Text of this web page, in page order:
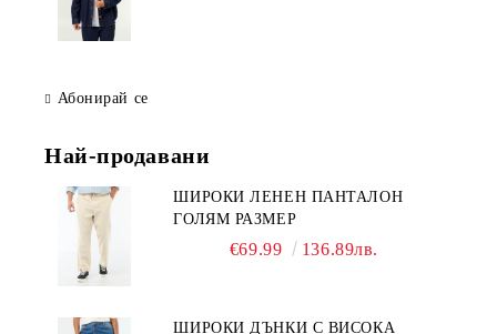
Абонирай се
Най-продавани
ШИРОКИ ЛЕНЕН ПАНТАЛОН
ГОЛЯМ РАЗМЕР
€69.99 136.89лв.
ШИРОКИ ДЪНКИ С ВИСОКА